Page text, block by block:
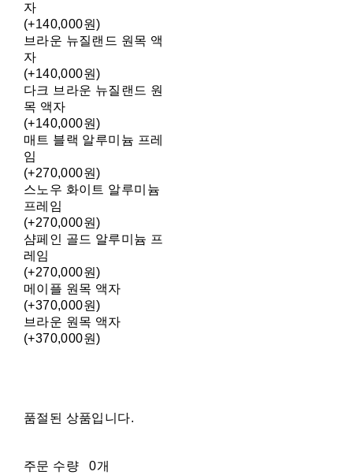
자
(+140,000원)
브라운 뉴질랜드 원목 액
자
(+140,000원)
다크 브라운 뉴질랜드 원
목 액자
(+140,000원)
매트 블랙 알루미늄 프레
임
(+270,000원)
스노우 화이트 알루미늄
프레임
(+270,000원)
샴페인 골드 알루미늄 프
레임
(+270,000원)
메이플 원목 액자
(+370,000원)
브라운 원목 액자
(+370,000원)
품절된 상품입니다.
주문 수량
0개